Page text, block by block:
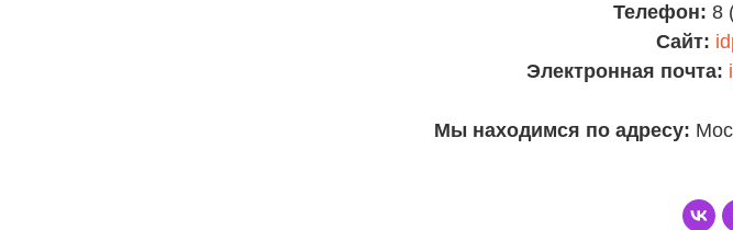
Телефон: 8
Сайт:
Электронная почта:
Мы находимся по адресу: